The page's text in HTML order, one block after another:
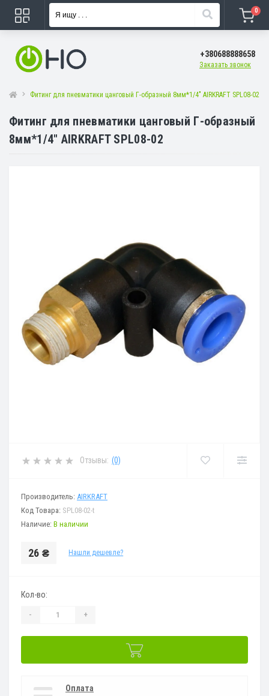
0
+380688888658
Заказать звонок
Фитинг для пневматики цанговый Г-образный 8мм*1/4" AIRKRAFT SPL08-02
Фитинг для пневматики цанговый Г-образный
8мм*1/4" AIRKRAFT SPL08-02
Отзывы: (0)
Производитель: AIRKRAFT
Код Товара: SPL08-02-t
Наличие: В наличии
26 ₴ Нашли дешевле?
Кол-во:
- +
Оплата